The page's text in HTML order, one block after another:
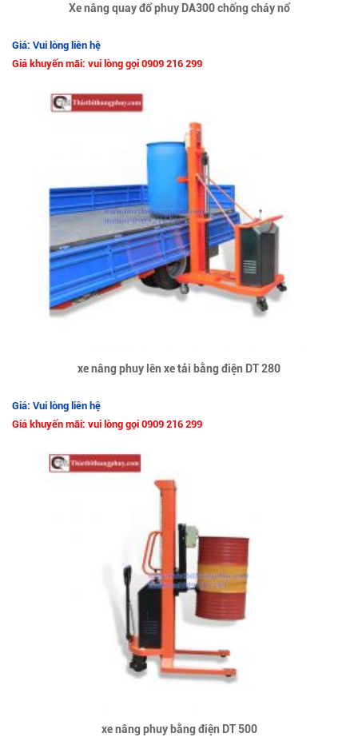
Xe nâng quay đổ phuy DA300 chống cháy nổ
Giá: Vui lòng liên hệ
Giá khuyến mãi: vui lòng gọi 0909 216 299
xe nâng phuy lên xe tải bằng điện DT 280
Giá: Vui lòng liên hệ
Giá khuyến mãi: vui lòng gọi 0909 216 299
xe nâng phuy bằng điện DT 500